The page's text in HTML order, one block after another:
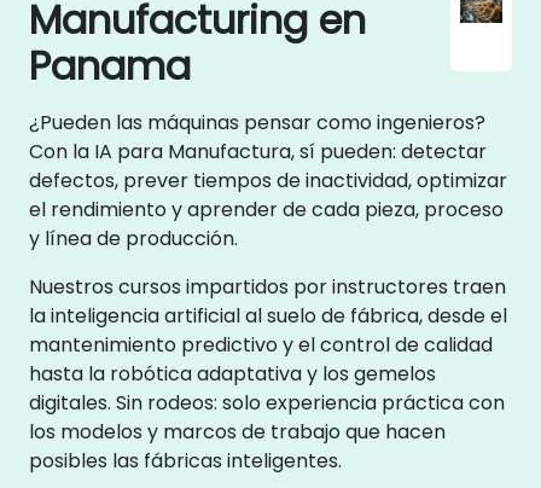
Manufacturing en
Panama
¿Pueden las máquinas pensar como ingenieros?
Con la IA para Manufactura, sí pueden: detectar
defectos, prever tiempos de inactividad, optimizar
el rendimiento y aprender de cada pieza, proceso
y línea de producción.
Nuestros cursos impartidos por instructores traen
la inteligencia artificial al suelo de fábrica, desde el
mantenimiento predictivo y el control de calidad
hasta la robótica adaptativa y los gemelos
digitales. Sin rodeos: solo experiencia práctica con
los modelos y marcos de trabajo que hacen
posibles las fábricas inteligentes.